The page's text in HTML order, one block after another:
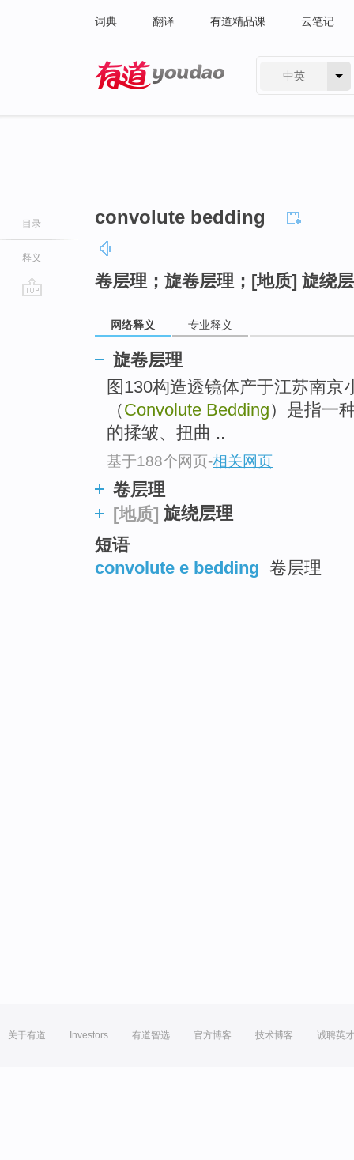
词典 翻译 有道精品课 云笔记
中英
目录
释义
convolute bedding
卷层理；旋卷层理；[地质] 旋绕
网络释义 专业释义
旋卷层理
图130构造透镜体产于江苏南
（Convolute Bedding）是指一
的揉皱、扭曲 ..
基于188个网页-相关网页
卷层理
[地质] 旋绕层理
短语
convolute e bedding 卷层理
关于有道 Investors 有道智选 官方博客 技术博客 诚聘英才